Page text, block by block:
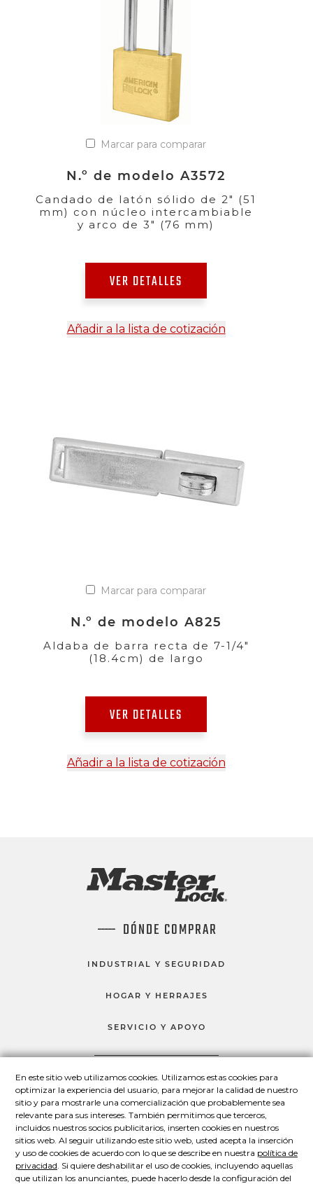
En este sitio web utilizamos cookies. Utilizamos estas cookies para
optimizar la experiencia del usuario, para mejorar la calidad de nuestro
sitio y para mostrarle una comercialización que probablemente sea
relevante para sus intereses. También permitimos que terceros,
incluidos nuestros socios publicitarios, inserten cookies en nuestros
sitios web. Al seguir utilizando este sitio web, usted acepta la inserción
y uso de cookies de acuerdo con lo que se describe en nuestra política de
privacidad. Si quiere deshabilitar el uso de cookies, incluyendo aquellas
que utilizan los anunciantes, puede hacerlo desde la configuración del
Marcar para comparar
N.º de modelo A3572
Candado de latón sólido de 2" (51
mm) con núcleo intercambiable
y arco de 3" (76 mm)
VER DETALLES
Añadir a la lista de cotización
Marcar para comparar
N.º de modelo A825
Aldaba de barra recta de 7-1/4"
(18.4cm) de largo
VER DETALLES
Añadir a la lista de cotización
DÓNDE COMPRAR
INDUSTRIAL Y SEGURIDAD
HOGAR Y HERRAJES
SERVICIO Y APOYO
HABLEMOS
Master Lock en Facebook
Master Lock en LinkedIn
Master Lock en Twitter
Master Lock en
© 2026 Master Lock Company LLC.